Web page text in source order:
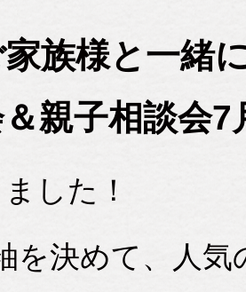
族様と一緒
親子相談会
した！
を決めて、人